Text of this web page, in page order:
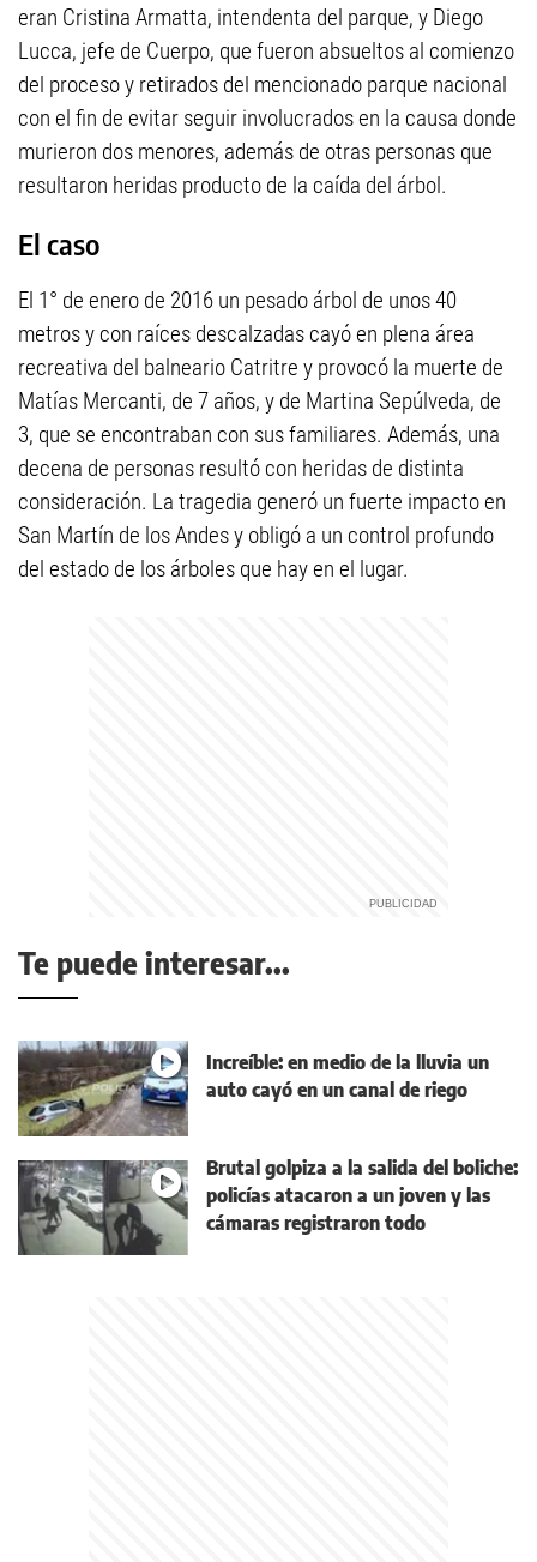
eran Cristina Armatta, intendenta del parque, y Diego
Lucca, jefe de Cuerpo, que fueron absueltos al comienzo
del proceso y retirados del mencionado parque nacional
con el fin de evitar seguir involucrados en la causa donde
murieron dos menores, además de otras personas que
resultaron heridas producto de la caída del árbol.
El caso
El 1° de enero de 2016 un pesado árbol de unos 40
metros y con raíces descalzadas cayó en plena área
recreativa del balneario Catritre y provocó la muerte de
Matías Mercanti, de 7 años, y de Martina Sepúlveda, de
3, que se encontraban con sus familiares. Además, una
decena de personas resultó con heridas de distinta
consideración. La tragedia generó un fuerte impacto en
San Martín de los Andes y obligó a un control profundo
del estado de los árboles que hay en el lugar.
Te puede interesar...
Increíble: en medio de la lluvia un
auto cayó en un canal de riego
Brutal golpiza a la salida del boliche:
policías atacaron a un joven y las
cámaras registraron todo